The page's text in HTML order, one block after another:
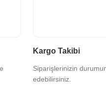
Kargo Takibi
Siparişlerinizin
edebilirsiniz.